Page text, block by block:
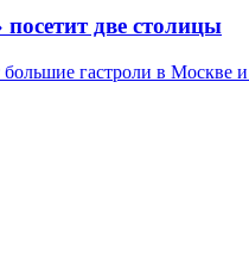
две столицы
гастроли в Москве